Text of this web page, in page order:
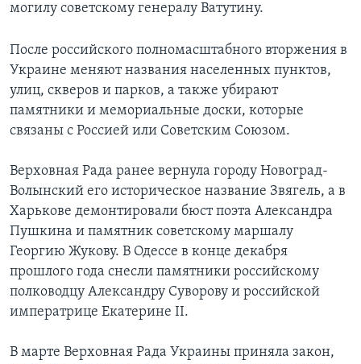
могилу советскому генералу Ватутину.
После российского полномасштабного вторжения в
Украине меняют названия населенных пунктов,
улиц, скверов и парков, а также убирают
памятники и мемориальные доски, которые
связаны с Россией или Советским Союзом.
Верховная Рада ранее вернула городу Новоград-
Волынский его историческое название Звягель, а в
Харькове демонтировали бюст поэта Александра
Пушкина и памятник советскому маршалу
Георгию Жукову. В Одессе в конце декабря
прошлого года снесли памятники российскому
полководцу Александру Суворову и российской
императрице Екатерине II.
В марте Верховная Рада Украины приняла закон,